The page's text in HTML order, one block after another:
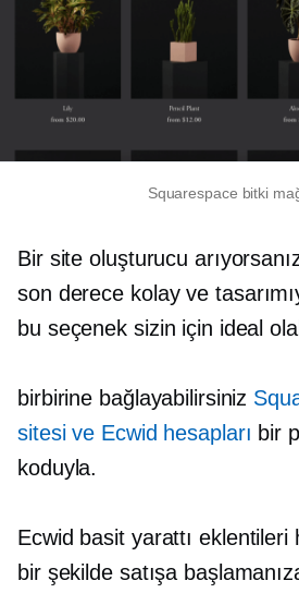
Squarespace bitki
Bir site oluşturucu
son derece kolayve
bu seçenek sizin için ideal
birbirine bağlayabilirsiniz
sitesi ve Ecwid hesapları bir
koduyla.
Ecwid basit yarattı eklentileri
bir şekilde satışa